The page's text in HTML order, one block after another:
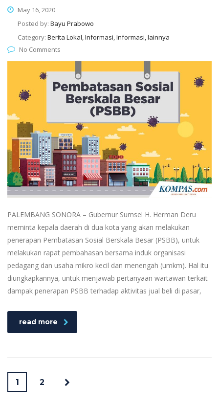
May 16, 2020
Posted by: Bayu Prabowo
Category: Berita Lokal, Informasi, Informasi, lainnya
No Comments
PALEMBANG SONORA – Gubernur Sumsel H. Herman Deru
meminta kepala daerah di dua kota yang akan melakukan
penerapan Pembatasan Sosial Berskala Besar (PSBB), untuk
melakukan rapat pembahasan bersama induk organisasi
pedagang dan usaha mikro kecil dan menengah (umkm). Hal itu
diungkapkannya, untuk menjawab pertanyaan wartawan terkait
dampak penerapan PSBB terhadap aktivitas jual beli di pasar,
read more
1 2